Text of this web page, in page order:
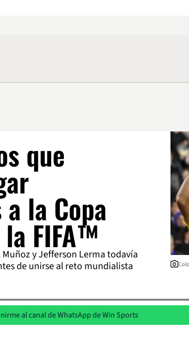
que
la Copa
FIFA™
y Jefferson Lerma todavía
de unirse al reto mundialista
al canal de WhatsApp de Win Sports